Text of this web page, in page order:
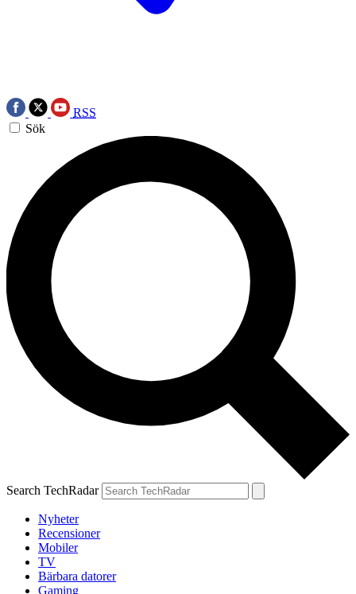
RSS
Sök
Search TechRadar
Nyheter
Recensioner
Mobiler
TV
Bärbara datorer
Gaming